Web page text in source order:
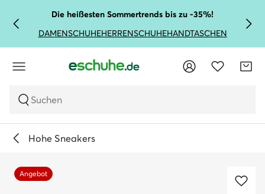
Die heißesten Sommertrends bis zu -35%!
DAMENSCHUHEHERRENSCHUHEHANDTASCHEN
Suchen
Hohe Sneakers
Angebot